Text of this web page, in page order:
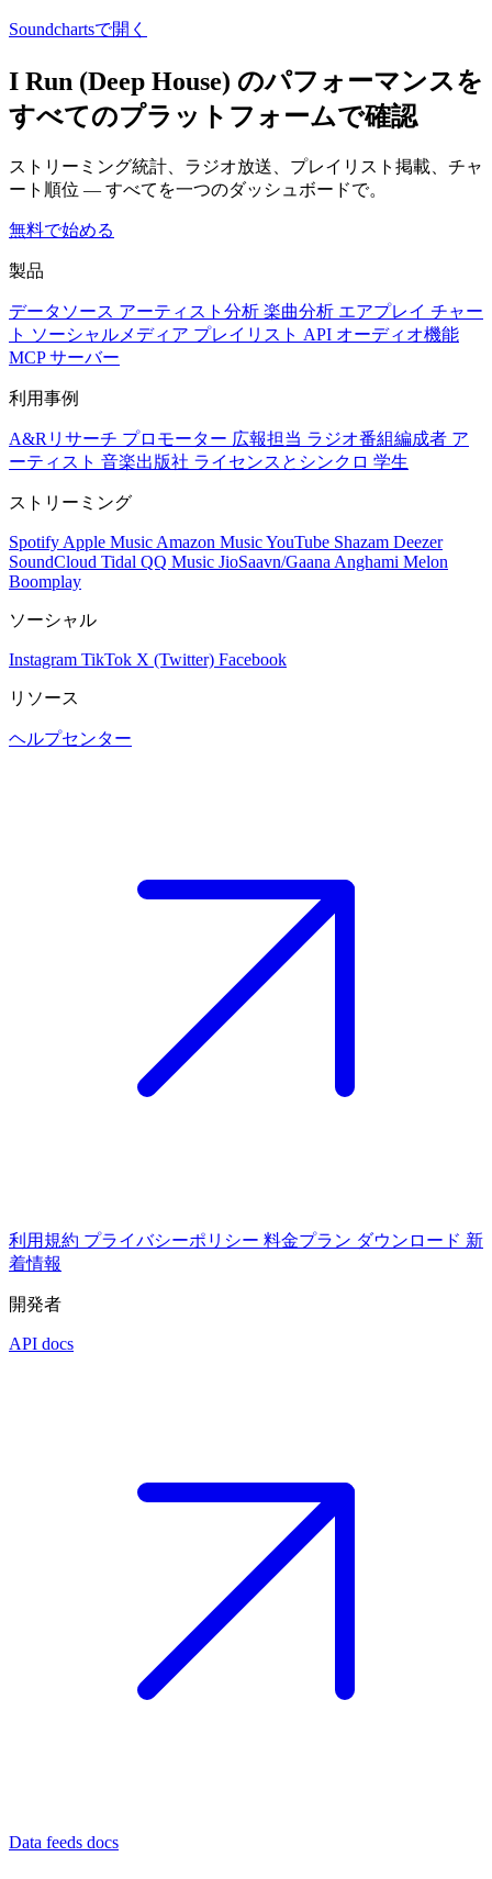
Soundchartsで開く
I Run (Deep House) のパフォーマンスを
すべてのプラットフォームで確認
ストリーミング統計、ラジオ放送、プレイリスト掲載、チャ
ート順位 — すべてを一つのダッシュボードで。
無料で始める
製品
データソース アーティスト分析 楽曲分析 エアプレイ チャー
ト ソーシャルメディア プレイリスト API オーディオ機能
MCP サーバー
利用事例
A&Rリサーチ プロモーター 広報担当 ラジオ番組編成者 ア
ーティスト 音楽出版社 ライセンスとシンクロ 学生
ストリーミング
Spotify Apple Music Amazon MusicYouTube Shazam Deezer
SoundCloud Tidal QQ Music JioSaavn/Gaana Anghami Melon
Boomplay
ソーシャル
Instagram TikTok X (Twitter) Facebook
リソース
ヘルプセンター
利用規約 プライバシーポリシー 料金プラン ダウンロード 新
着情報
開発者
API docs
Data feeds docs